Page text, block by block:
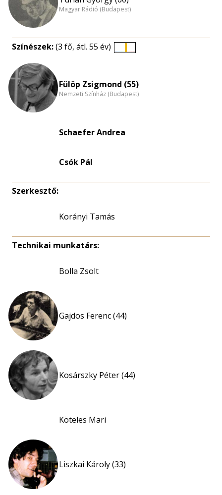
Magyar Rádió (Budapest)
Színészek:(3 fő, átl. 55 év)
nagyítása
Fülöp Zsigmond (55)
Nemzeti Színház (Budapest)
Schaefer Andrea
Csók Pál
Szerkesztő:
Korányi Tamás
Technikai munkatárs:
Bolla Zsolt
Gajdos Ferenc (44)
Kosárszky Péter (44)
Köteles Mari
Liszkai Károly (33)